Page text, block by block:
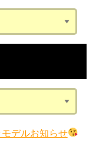
デルお知らせ